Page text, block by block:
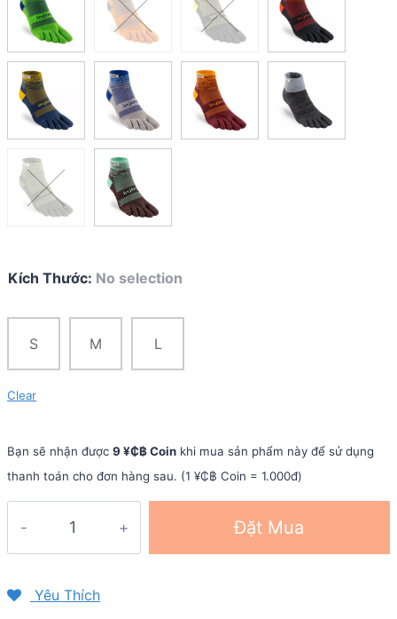
Kích Thước: No selection
S M L
Clear
Bạn sẽ nhận được 9 ¥₵฿ Coin khi mua sản phẩm này để sử dụng
thanh toán cho đơn hàng sau. (1 ¥₵฿ Coin = 1.000đ)
chạy
Đặt Mua
Yêu Thích